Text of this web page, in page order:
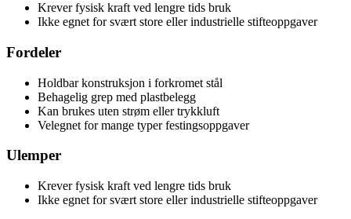
Krever fysisk kraft ved lengre tids bruk
Ikke egnet for svært store eller industrielle stifteoppgaver
Fordeler
Holdbar konstruksjon i forkromet stål
Behagelig grep med plastbelegg
Kan brukes uten strøm eller trykkluft
Velegnet for mange typer festingsoppgaver
Ulemper
Krever fysisk kraft ved lengre tids bruk
Ikke egnet for svært store eller industrielle stifteoppgaver